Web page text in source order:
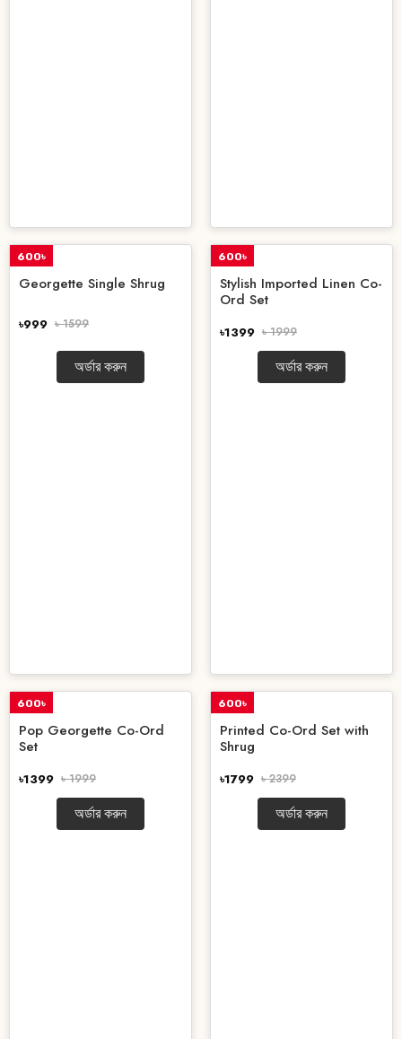
600৳
Georgette Single Shrug
৳999 ৳ 1599
অর্ডার করুন
600৳
Stylish Imported Linen Co-
Ord Set
৳1399 ৳ 1999
অর্ডার করুন
600৳
Pop Georgette Co-Ord
Set
৳1399 ৳ 1999
অর্ডার করুন
600৳
Printed Co-Ord Set with
Shrug
৳1799 ৳ 2399
অর্ডার করুন